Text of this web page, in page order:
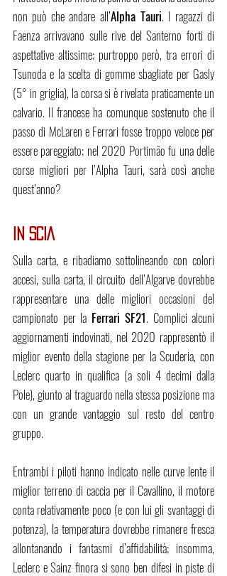
non può che andare all’Alpha Tauri. I ragazzi di
Faenza arrivavano sulle rive del Santerno forti di
aspettative altissime; purtroppo però, tra errori di
Tsunoda e la scelta di gomme sbagliate per Gasly
(5° in griglia), la corsa si è rivelata praticamente un
calvario. Il francese ha comunque sostenuto che il
passo di McLaren e Ferrari fosse troppo veloce per
essere pareggiato; nel 2020 Portimão fu una delle
corse migliori per l’Alpha Tauri, sarà così anche
quest’anno?
IN SCIA
Sulla carta, e ribadiamo sottolineando con colori
accesi, sulla carta, il circuito dell’Algarve dovrebbe
rappresentare una delle migliori occasioni del
campionato per la Ferrari SF21. Complici alcuni
aggiornamenti indovinati, nel 2020 rappresentò il
miglior evento della stagione per la Scuderia, con
Leclerc quarto in qualifica (a soli 4 decimi dalla
Pole), giunto al traguardo nella stessa posizione ma
con un grande vantaggio sul resto del centro
gruppo.
Entrambi i piloti hanno indicato nelle curve lente il
miglior terreno di caccia per il Cavallino, il motore
conta relativamente poco (e con lui gli svantaggi di
potenza), la temperatura dovrebbe rimanere fresca
allontanando i fantasmi d’affidabilità; insomma,
Leclerc e Sainz finora si sono ben difesi in piste di